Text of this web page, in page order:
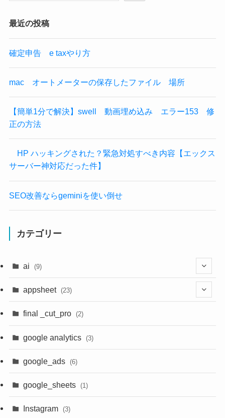
最近の投稿
確定申告 e taxやり方
mac オートメーターの保存したファイル 場所
【簡単1分で解決】swell 動画埋め込み エラー153 修
正の方法
HP ハッキングされた？緊急対処すべき内容【エックス
サーバー神対応だった件】
SEO改善ならgeminiを使い倒せ
カテゴリー
ai (9)
(4)
(4)
appsheet (23)
(3)
(1)
(1)
(1)
final _cut_pro (2)
google analytics (3)
google_ads (6)
google_sheets (1)
Instagram (3)